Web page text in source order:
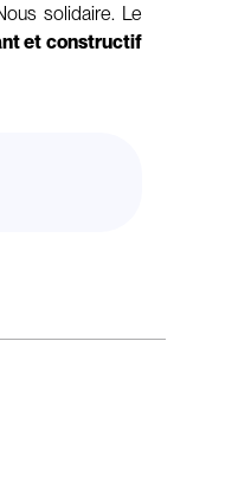
solidaire. Le
et constructif